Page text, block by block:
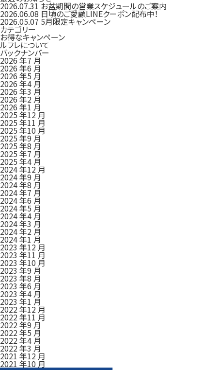
2026.07.31 お盆期間の営業スケジュールのご案内
2026.06.08 日頃のご愛顧LINEクーポン配布中！
2026.05.07 5月限定キャンペーン
カテゴリー
お得なキャンペーン
ルフレについて
バックナンバー
2026 年7 月
2026 年6 月
2026 年5 月
2026 年4 月
2026 年3 月
2026 年2 月
2026 年1 月
2025 年12 月
2025 年11 月
2025 年10 月
2025 年9 月
2025 年8 月
2025 年7 月
2025 年4 月
2024 年12 月
2024 年9 月
2024 年8 月
2024 年7 月
2024 年6 月
2024 年5 月
2024 年4 月
2024 年3 月
2024 年2 月
2024 年1 月
2023 年12 月
2023 年11 月
2023 年10 月
2023 年9 月
2023 年8 月
2023 年6 月
2023 年4 月
2023 年1 月
2022 年12 月
2022 年11 月
2022 年9 月
2022 年5 月
2022 年4 月
2022 年3 月
2021 年12 月
2021 年10 月